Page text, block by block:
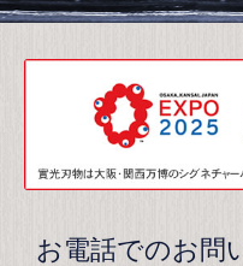
お電話でのお問